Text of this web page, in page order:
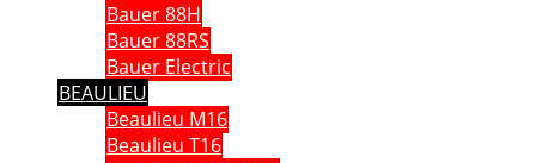
Bauer 88H
Bauer 88RS
Bauer Electric
BEAULIEU
Beaulieu M16
Beaulieu T16